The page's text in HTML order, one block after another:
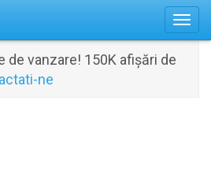
de vanzare! 150K afișări de
ne